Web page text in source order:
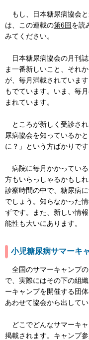
もし、日本糖尿病協会
は、この連載の第6回を読
みてください。
日本糖尿病協会の月刊
ま一番新しいこと、それ
が、毎月満載されていま
もでています。いま、毎
まれています。
ところが新しく受診さ
尿病協会を知っているか
に？」という方ばかりです
病院に毎月かかってい
方もいらっしゃるかもし
診察時間の中で、糖尿病
でしょう。知らなかった
ずです。また、新しい情
能性も大いにあります。
小児糖尿病サマーキ
全国のサマーキャンプ
で、実際にはその下の組
ーキャンプを開催する団
あわせて協会から出してい
どこでどんなサマーキ
掲載されます。キャンプ